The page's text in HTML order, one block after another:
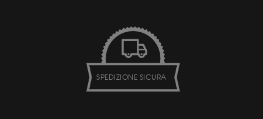
SPEDIZIONE SICURA